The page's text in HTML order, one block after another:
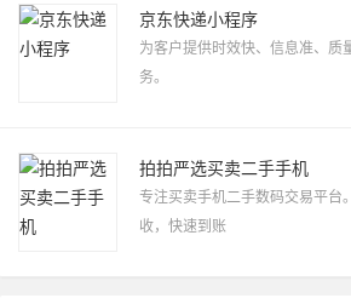
京东快递小程序
为客户提供时效快、信息准、质
务。
拍拍严选买卖二手手机
专注买卖手机二手数码交易平台
收，快速到账